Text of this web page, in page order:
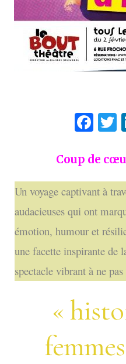
Coup de
Un voyage captivant à
audacieuses qui ont
émotion, humour et
une facette inspirante de
spectacle vibrant à ne
«